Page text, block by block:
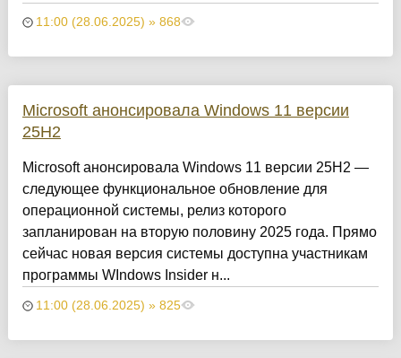
11:00 (28.06.2025) » 868
Microsoft анонсировала Windows 11 версии
25H2
Microsoft анонсировала Windows 11 версии 25H2 —
следующее функциональное обновление для
операционной системы, релиз которого
запланирован на вторую половину 2025 года. Прямо
сейчас новая версия системы доступна участникам
программы WIndows Insider н...
11:00 (28.06.2025) » 825